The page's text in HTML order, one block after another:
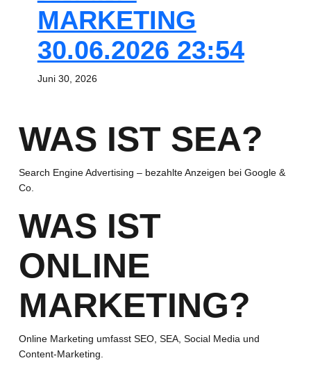
MARKETING
30.06.2026 23:54
Juni 30, 2026
WAS IST SEA?
Search Engine Advertising – bezahlte Anzeigen bei Google &
Co.
WAS IST
ONLINE
MARKETING?
Online Marketing umfasst SEO, SEA, Social Media und
Content-Marketing.